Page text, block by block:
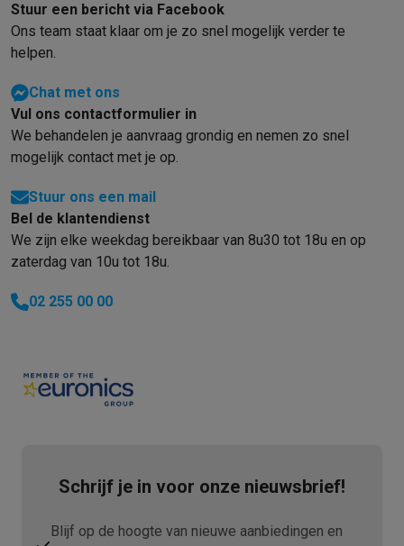
Stuur een bericht via Facebook
Ons team staat klaar om je zo snel mogelijk verder te
helpen.
Chat met ons
Vul ons contactformulier in
We behandelen je aanvraag grondig en nemen zo snel
mogelijk contact met je op.
Stuur ons een mail
Bel de klantendienst
We zijn elke weekdag bereikbaar van 8u30 tot 18u en op
zaterdag van 10u tot 18u.
02 255 00 00
Schrijf je in voor onze nieuwsbrief!
Blijf op de hoogte van nieuwe aanbiedingen en